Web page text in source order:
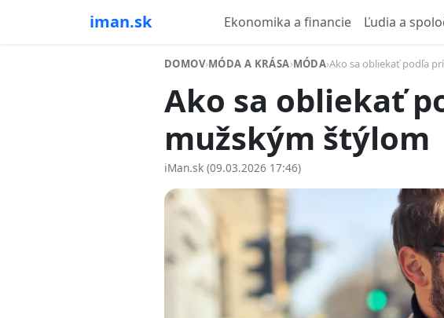
iman.sk Ekonomika a financie Ľudia a
DOMOV›MÓDA A KRÁSA›MÓDA›Ako sa obliekať podľa
Ako sa obliekať
mužským štýlom
iMan.sk (09.03.2026 17:46)